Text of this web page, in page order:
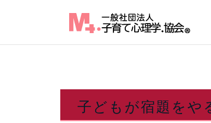
子どもが宿題をや